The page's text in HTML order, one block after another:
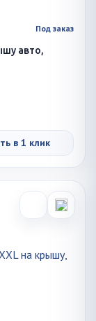
Под заказ
авто,
в 1 клик